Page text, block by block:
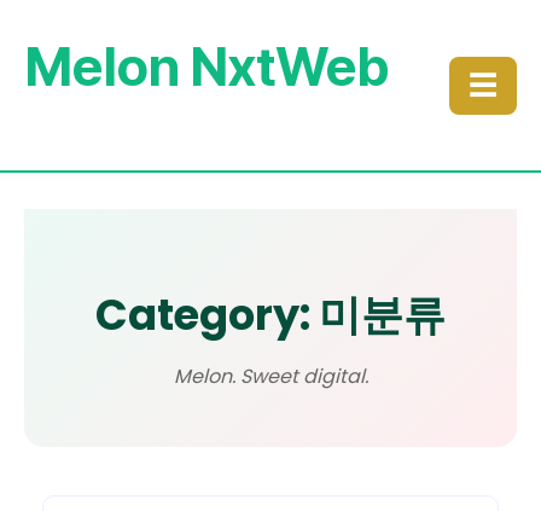
Melon NxtWeb ☰
Category: 미분류
Melon. Sweet digital.